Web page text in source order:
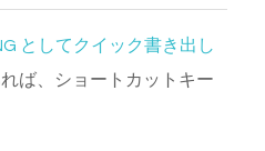
としてクイック書き出し
ば、ショートカットキー